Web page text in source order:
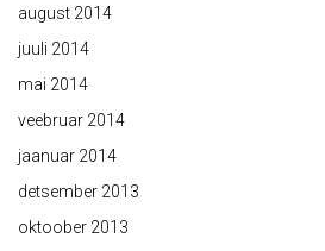
august 2014
juuli 2014
mai 2014
veebruar 2014
jaanuar 2014
detsember 2013
oktoober 2013